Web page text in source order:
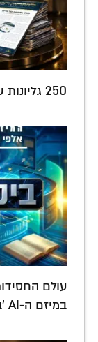
250 גליונות של חיים. מהפיכה אחת • טור חגיגי
עולם
במיזם ה-AI 'בינה גאולתית'